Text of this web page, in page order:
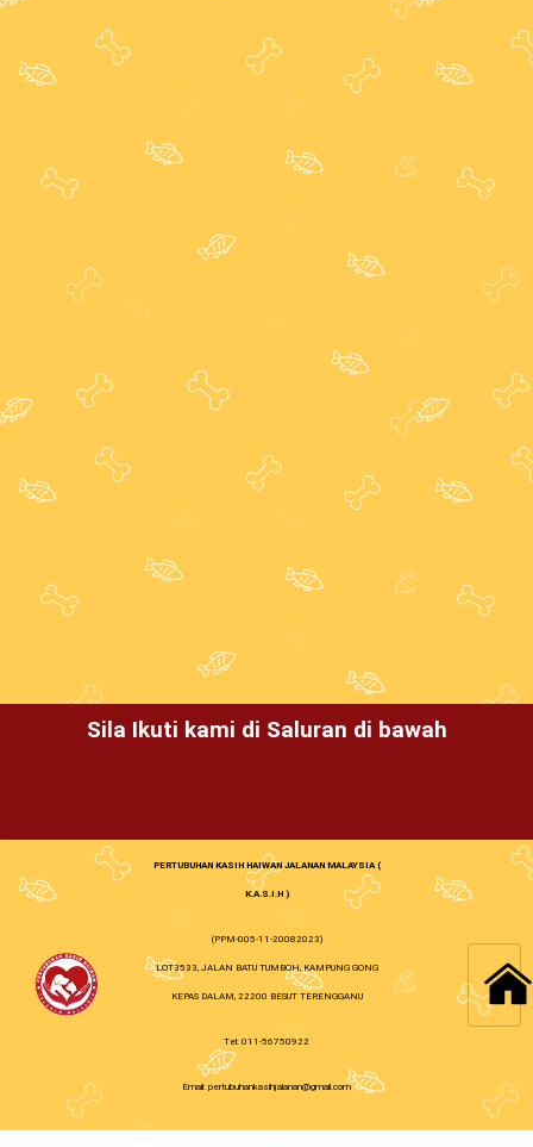
Sila Ikuti kami di Saluran di bawah
PERTUBUHAN KASIH HAIWAN JALANAN MALAYSIA (
K.A.S.I.H )
(PPM-005-11-20082023)
LOT3533, JALAN BATU TUMBOH, KAMPUNG GONG
KEPAS DALAM, 22200 BESUT TERENGGANU
Tel: 011-56750922
Email: pertubuhankasihjalanan@gmail.com